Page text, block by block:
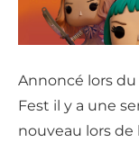
Annoncé lors du
Fest il y a une
nouveau lors de